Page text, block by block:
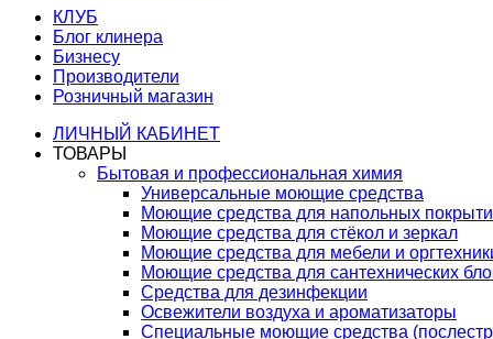
КЛУБ
Блог клинера
Бизнесу
Производители
Розничный магазин
ЛИЧНЫЙ КАБИНЕТ
ТОВАРЫ
Бытовая и профессиональная химия
Универсальные моющие средства
Моющие средства для напольных
Моющие средства для стёкол и зеркал
Моющие средства для мебели и
Моющие средства для сантехнических
Средства для дезинфекции
Освежители воздуха и ароматизаторы
Специальные моющие средства